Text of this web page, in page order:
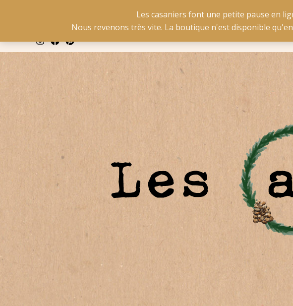
La livraison est gratuite pour la Belgique
Les casaniers font une petite pause en
Nous revenons très vite. La boutique n'est disponible